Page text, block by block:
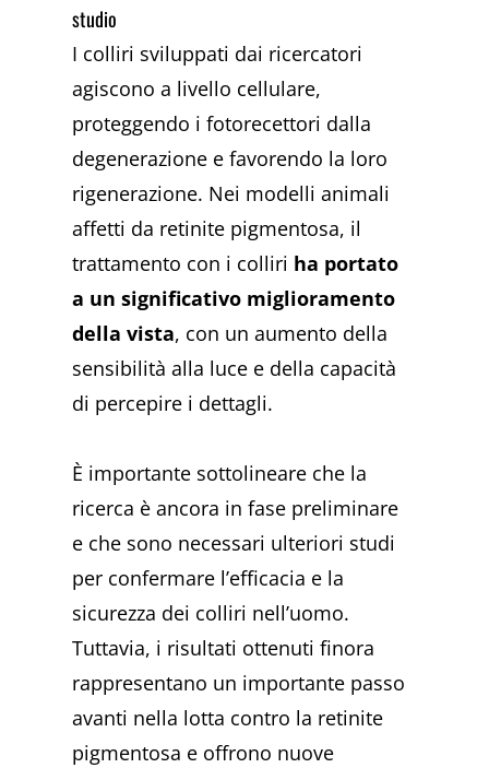
studio
I colliri sviluppati dai ricercatori
agiscono a livello cellulare,
proteggendo i fotorecettori dalla
degenerazione e favorendo la loro
rigenerazione. Nei modelli animali
affetti da retinite pigmentosa, il
trattamento con i colliri ha portato
a un significativo miglioramento
della vista, con un aumento della
sensibilità alla luce e della capacità
di percepire i dettagli.
È importante sottolineare che la
ricerca è ancora in fase preliminare
e che sono necessari ulteriori studi
per confermare l’efficacia e la
sicurezza dei colliri nell’uomo.
Tuttavia, i risultati ottenuti finora
rappresentano un importante passo
avanti nella lotta contro la retinite
pigmentosa e offrono nuove